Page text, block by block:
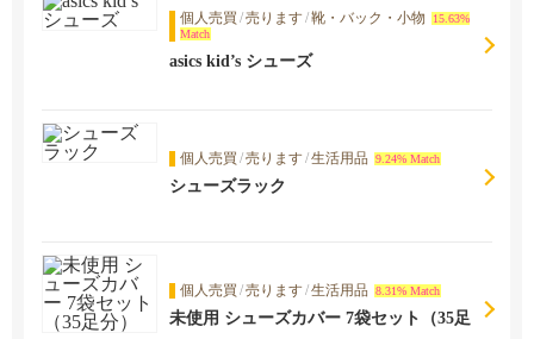
個人売買 /売ります/靴・バック・小物
15.63%
Match
asics kid’s シューズ
個人売買 /売ります/生活用品 9.24% Match
シューズラック
個人売買 /売ります/生活用品 8.31% Match
未使用 シューズカバー 7袋セット（35足